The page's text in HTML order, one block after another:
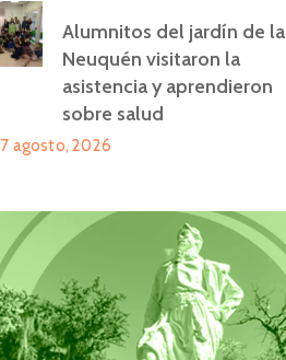
Alumnitos del jardín de la
Neuquén visitaron la
asistencia y aprendieron
sobre salud
7 agosto, 2026